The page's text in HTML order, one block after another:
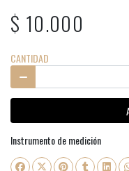
$ 10.000
CANTIDAD
Instrumento de medición